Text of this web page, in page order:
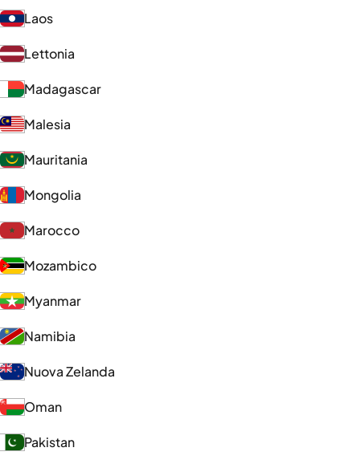
Laos
Lettonia
Madagascar
Malesia
Mauritania
Mongolia
Marocco
Mozambico
Myanmar
Namibia
Nuova Zelanda
Oman
Pakistan